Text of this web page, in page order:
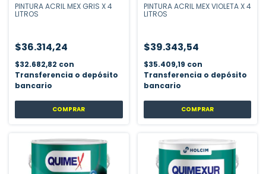
PINTURA ACRIL MEX GRIS X 4
LITROS
$36.314,24
$32.682,82 con
Transferencia o depósito
bancario
PINTURA ACRIL MEX VIOLETA X 4
LITROS
$39.343,54
$35.409,19 con
Transferencia o depósito
bancario